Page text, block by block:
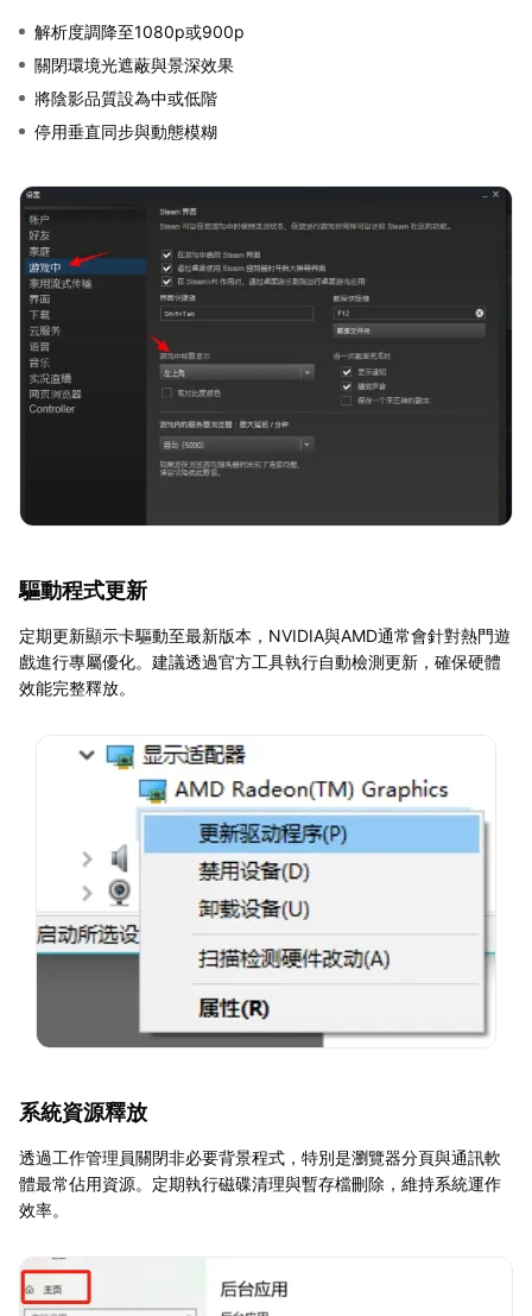
解析度調降至1080p或900p
關閉環境光遮蔽與景深效果
將陰影品質設為中或低階
停用垂直同步與動態模糊
驅動程式更新
定期更新顯示卡驅動至最新版本，NVIDIA與AMD通常會針對熱門遊
戲進行專屬優化。建議透過官方工具執行自動檢測更新，確保硬體
效能完整釋放。
系統資源釋放
透過工作管理員關閉非必要背景程式，特別是瀏覽器分頁與通訊軟
體最常佔用資源。定期執行磁碟清理與暫存檔刪除，維持系統運作
效率。